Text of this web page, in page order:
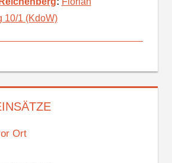
10/1 (KdoW)
Ort